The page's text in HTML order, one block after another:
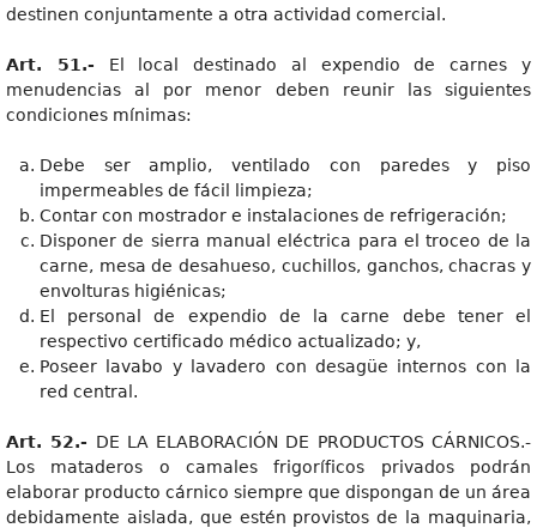
destinen conjuntamente a otra actividad comercial.
Art. 51.- El local destinado al expendio de carnes y
menudencias al por menor deben reunir las siguientes
condiciones mínimas:
Debe ser amplio, ventilado con paredes y piso
impermeables de fácil limpieza;
Contar con mostrador e instalaciones de refrigeración;
Disponer de sierra manual eléctrica para el troceo de la
carne, mesa de desahueso, cuchillos, ganchos, chacras y
envolturas higiénicas;
El personal de expendio de la carne debe tener el
respectivo certificado médico actualizado; y,
Poseer lavabo y lavadero con desagüe internos con la
red central.
Art. 52.- DE LA ELABORACIÓN DE PRODUCTOS CÁRNICOS.-
Los mataderos o camales frigoríficos privados podrán
elaborar producto cárnico siempre que dispongan de un área
debidamente aislada, que estén provistos de la maquinaria,